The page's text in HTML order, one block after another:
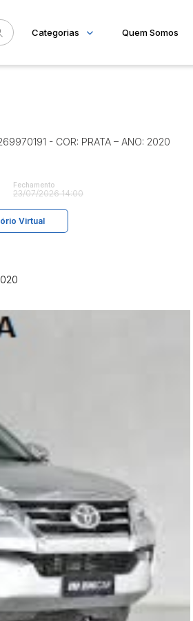
Categorias Quem Somos
- COR: PRATA – ANO: 2020
Fechamento
23/07/2026 14:00
Virtual